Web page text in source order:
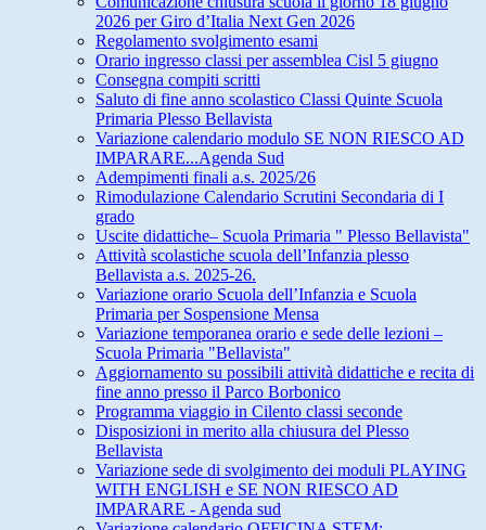
2026 per Giro d’Italia Next Gen 2026
Regolamento svolgimento esami
Orario ingresso classi per assemblea Cisl 5 giugno
Consegna compiti scritti
Saluto di fine anno scolastico Classi Quinte Scuola
Primaria Plesso Bellavista
Variazione calendario modulo SE NON RIESCO AD
IMPARARE...Agenda Sud
Adempimenti finali a.s. 2025/26
Rimodulazione Calendario Scrutini Secondaria di I
grado
Uscite didattiche– Scuola Primaria " Plesso Bellavista"
Attività scolastiche scuola dell’Infanzia plesso
Bellavista a.s. 2025-26.
Variazione orario Scuola dell’Infanzia e Scuola
Primaria per Sospensione Mensa
Variazione temporanea orario e sede delle lezioni –
Scuola Primaria "Bellavista"
Aggiornamento su possibili attività didattiche e recita di
fine anno presso il Parco Borbonico
Programma viaggio in Cilento classi seconde
Disposizioni in merito alla chiusura del Plesso
Bellavista
Variazione sede di svolgimento dei moduli PLAYING
WITH ENGLISH e SE NON RIESCO AD
IMPARARE - Agenda sud